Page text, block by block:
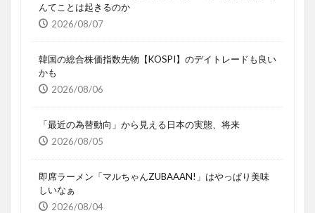
んてことは起きるのか
2026/08/07
韓国の総合株価指数先物【KOSPI】のデイトレードも良い
かも
2026/08/06
「最近の為替動向」から見える日本の実態、将来
2026/08/05
即席ラーメン「マルちゃんZUBAAAN!」はやっぱり美味
しいなぁ
2026/08/04